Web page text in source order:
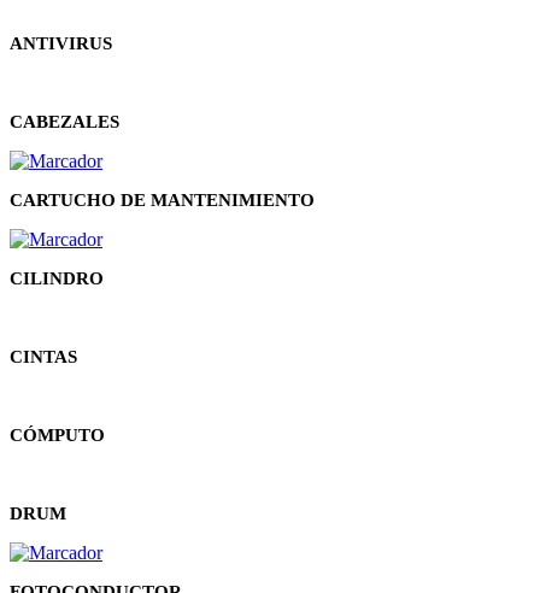
ANTIVIRUS
CABEZALES
CARTUCHO DE MANTENIMIENTO
CILINDRO
CINTAS
CÓMPUTO
DRUM